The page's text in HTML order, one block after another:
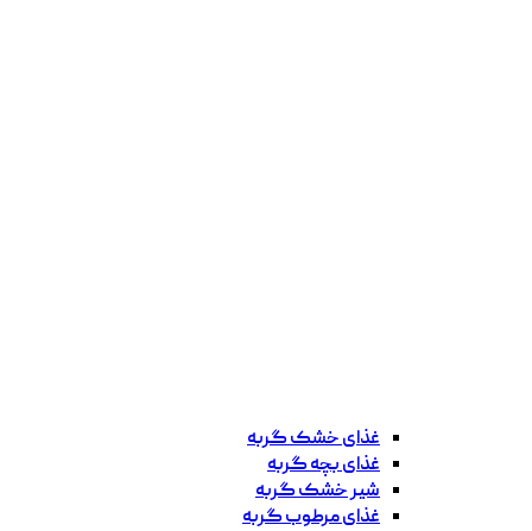
غذای خشک گربه
غذای بچه گربه
شیر خشک گربه
غذای مرطوب گربه